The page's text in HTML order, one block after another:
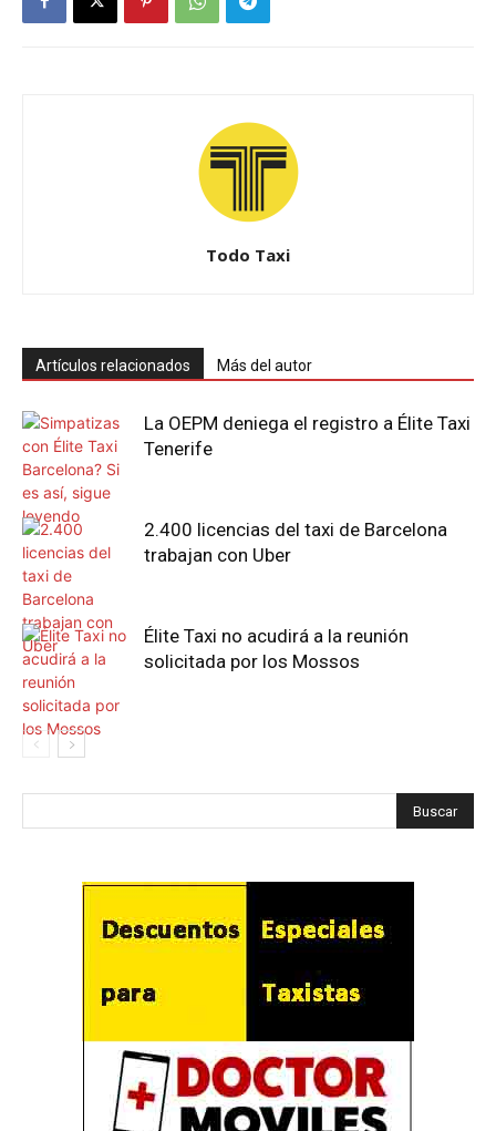
Todo Taxi
Artículos relacionados Más del autor
La OEPM deniega el registro a Élite Taxi
Tenerife
2.400 licencias del taxi de Barcelona
trabajan con Uber
Élite Taxi no acudirá a la reunión
solicitada por los Mossos